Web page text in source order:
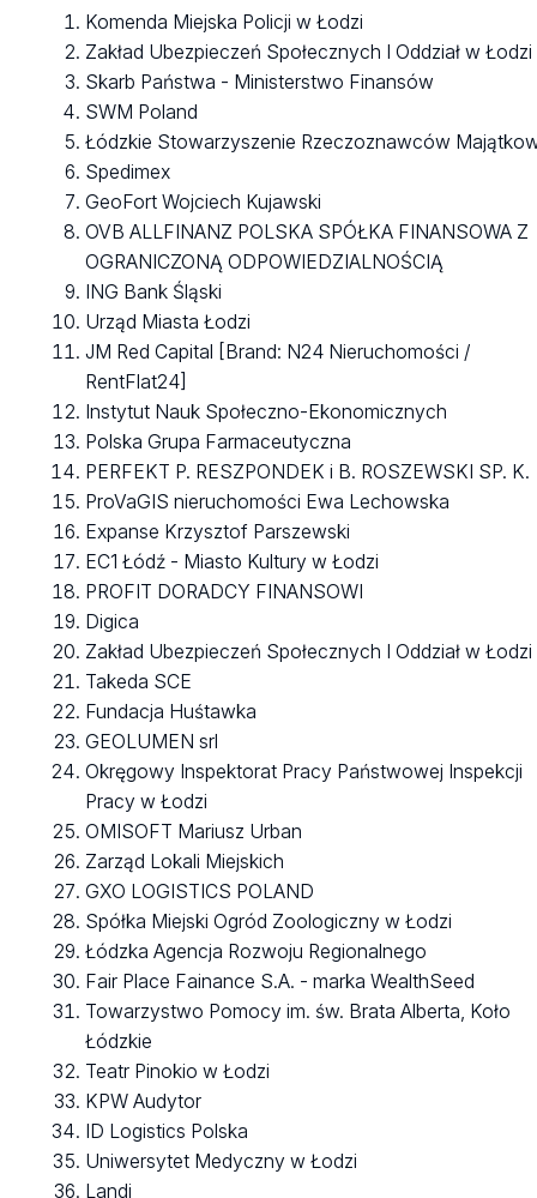
Komenda Miejska Policji w Łodzi
Zakład Ubezpieczeń Społecznych I Oddział w Łodzi
Skarb Państwa - Ministerstwo Finansów
SWM Poland
Łódzkie Stowarzyszenie Rzeczoznawców
Spedimex
GeoFort Wojciech Kujawski
OVB ALLFINANZ POLSKA SPÓŁKA FINANSOWA Z
OGRANICZONĄ ODPOWIEDZIALNOŚCIĄ
ING Bank Śląski
Urząd Miasta Łodzi
JM Red Capital [Brand: N24 Nieruchomości /
RentFlat24]
Instytut Nauk Społeczno-Ekonomicznych
Polska Grupa Farmaceutyczna
PERFEKT P. RESZPONDEK i B. ROSZEWSKI SP. K.
ProVaGIS nieruchomości Ewa Lechowska
Expanse Krzysztof Parszewski
EC1 Łódź - Miasto Kultury w Łodzi
PROFIT DORADCY FINANSOWI
Digica
Zakład Ubezpieczeń Społecznych I Oddział w Łodzi
Takeda SCE
Fundacja Huśtawka
GEOLUMEN srl
Okręgowy Inspektorat Pracy Państwowej Inspekcji
Pracy w Łodzi
OMISOFT Mariusz Urban
Zarząd Lokali Miejskich
GXO LOGISTICS POLAND
Spółka Miejski Ogród Zoologiczny w Łodzi
Łódzka Agencja Rozwoju Regionalnego
Fair Place Fainance S.A. - marka WealthSeed
Towarzystwo Pomocy im. św. Brata Alberta, Koło
Łódzkie
Teatr Pinokio w Łodzi
KPW Audytor
ID Logistics Polska
Uniwersytet Medyczny w Łodzi
Landi